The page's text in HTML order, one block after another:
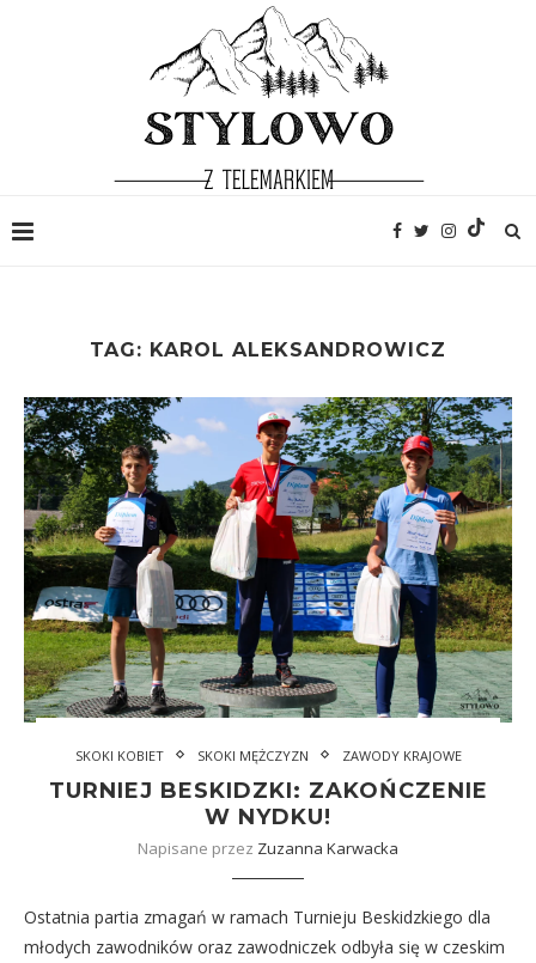
TAG: KAROL ALEKSANDROWICZ
SKOKI KOBIET SKOKI MĘŻCZYZN ZAWODY KRAJOWE
TURNIEJ BESKIDZKI: ZAKOŃCZENIE
W NYDKU!
Napisane przez Zuzanna Karwacka
Ostatnia partia zmagań w ramach Turnieju Beskidzkiego dla
młodych zawodników oraz zawodniczek odbyła się w czeskim